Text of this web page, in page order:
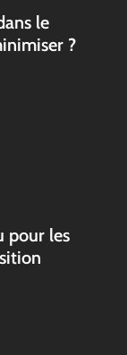
le
?
pour les